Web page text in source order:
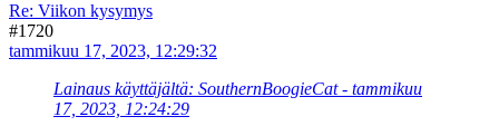
Re: Viikon kysymys
#1720
tammikuu 17, 2023, 12:29:32
Lainaus käyttäjältä: SouthernBoogieCat - tammikuu
17, 2023, 12:24:29